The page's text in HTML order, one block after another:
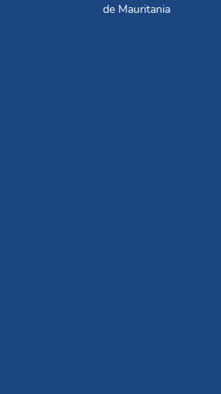
de Mauritania